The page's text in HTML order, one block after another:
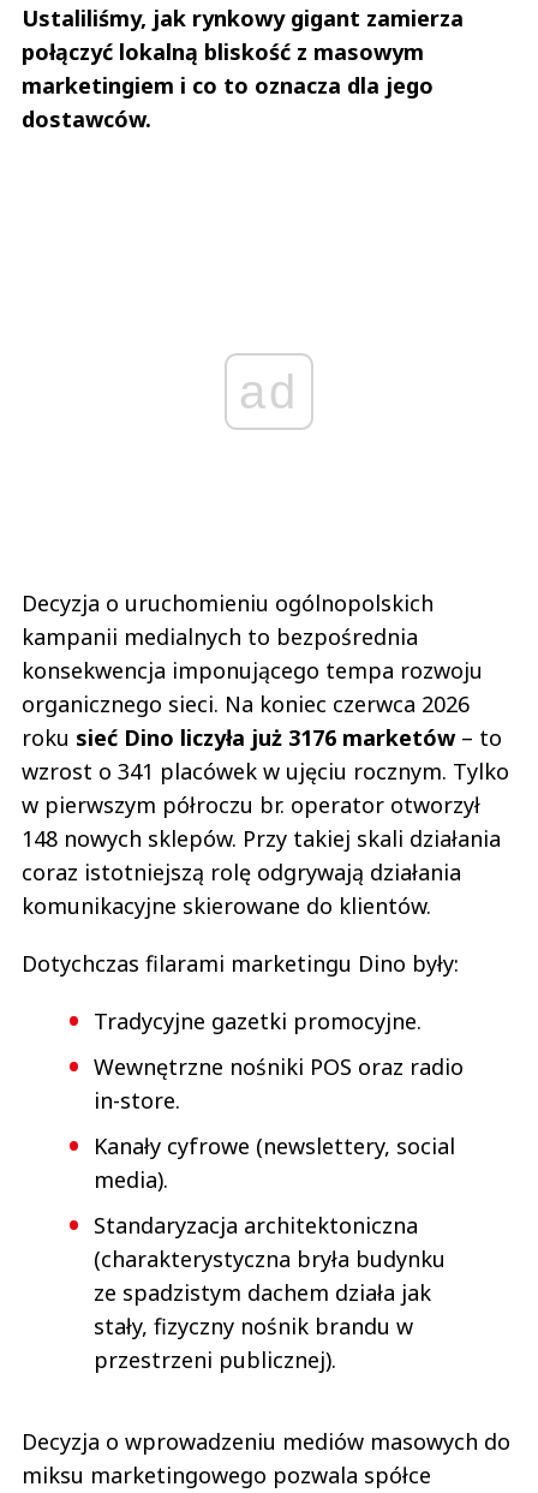
Ustaliliśmy, jak rynkowy gigant zamierza
połączyć lokalną bliskość z masowym
marketingiem i co to oznacza dla jego
dostawców.
ad
Decyzja o uruchomieniu ogólnopolskich
kampanii medialnych to bezpośrednia
konsekwencja imponującego tempa rozwoju
organicznego sieci. Na koniec czerwca 2026
roku sieć Dino liczyła już 3176 marketów– to
wzrost o 341 placówek w ujęciu rocznym. Tylko
w pierwszym półroczu br. operator otworzył
148 nowych sklepów. Przy takiej skali działania
coraz istotniejszą rolę odgrywają działania
komunikacyjne skierowane do klientów.
Dotychczas filarami marketingu Dino były:
Tradycyjne gazetki promocyjne.
Wewnętrzne nośniki POS oraz radio
in-store.
Kanały cyfrowe (newslettery, social
media).
Standaryzacja architektoniczna
(charakterystyczna bryła budynku
ze spadzistym dachem działa jak
stały, fizyczny nośnik brandu w
przestrzeni publicznej).
Decyzja o wprowadzeniu mediów masowych do
miksu marketingowego pozwala spółce